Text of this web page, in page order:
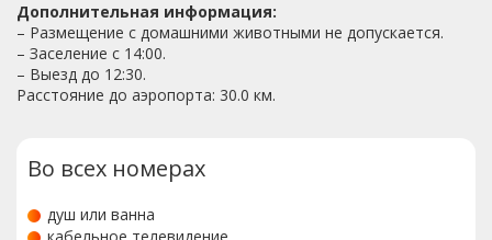
Дополнительная информация:
– Размещение с домашними животными не допускается.
– Заселение с 14:00.
– Выезд до 12:30.
Расстояние до аэропорта: 30.0 км.
Во всех номерах
душ или ванна